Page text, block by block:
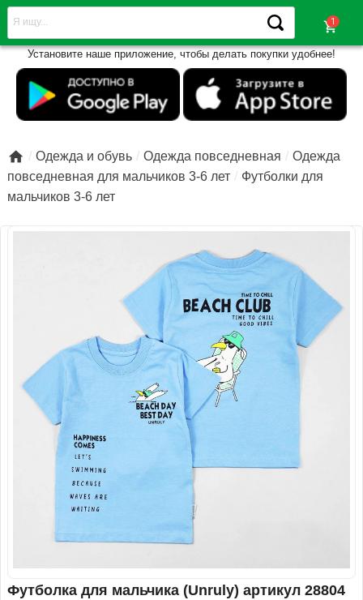
shopping_cart
Установите наше приложение, чтобы делать покупки удобнее!
 Одежда и обувь Одежда повседневная
Одежда
повседневная для мальчиков 3-6 лет
Футболки для
мальчиков 3-6 лет
Футболка для мальчика (Unruly) артикул 28804